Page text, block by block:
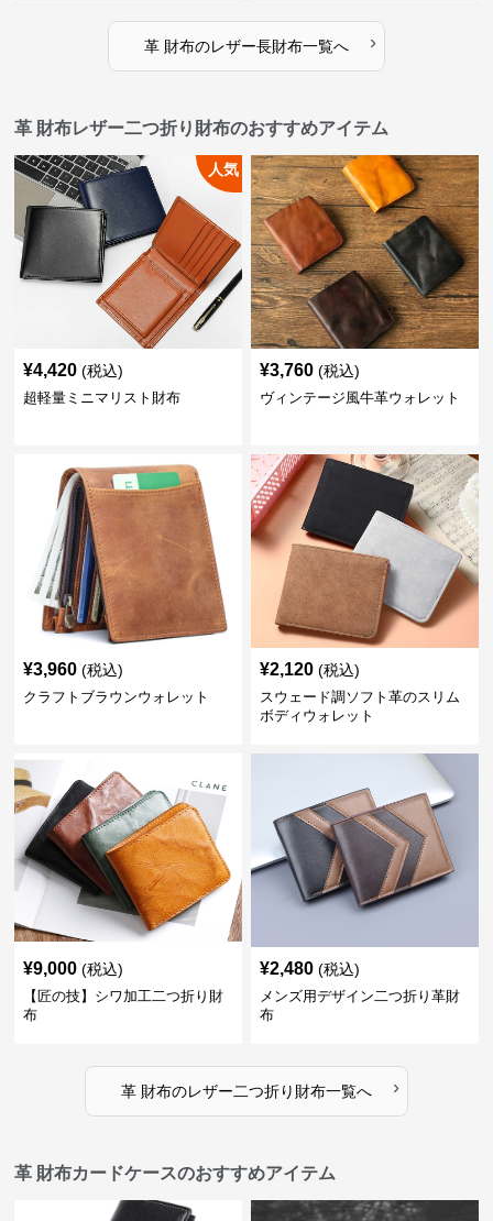
革 財布のレザー長財布一覧へ ›
革 財布レザー二つ折り財布のおすすめアイテム
人気
¥4,420 (税込)
超軽量ミニマリスト財布
¥3,760 (税込)
ヴィンテージ風牛革ウォレット
¥3,960 (税込)
クラフトブラウンウォレット
¥2,120 (税込)
スウェード調ソフト革のスリム
ボディウォレット
¥9,000 (税込)
【匠の技】シワ加工二つ折り財
布
¥2,480 (税込)
メンズ用デザイン二つ折り革財
布
革 財布のレザー二つ折り財布一覧へ ›
革 財布カードケースのおすすめアイテム